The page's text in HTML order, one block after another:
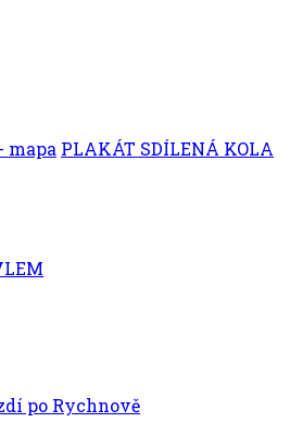
mapa PLAKÁT SDÍLENÁ KOLA
po Rychnově